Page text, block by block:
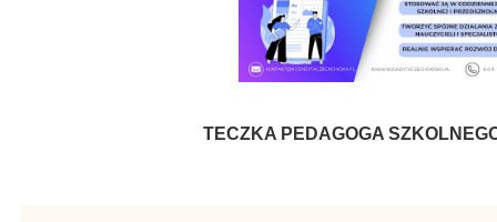
TECZKA PEDAGOGA